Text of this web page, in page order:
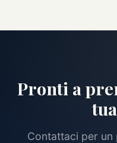
Pronti a
Contattaci per